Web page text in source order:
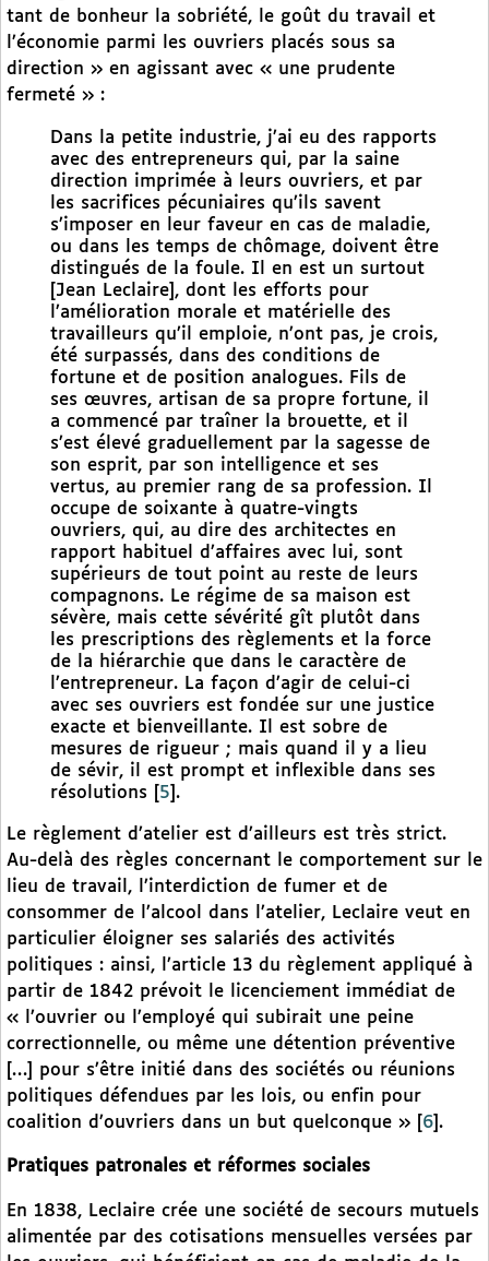
tant de bonheur la sobriété, le goût du travail et
l’économie parmi les ouvriers placés sous sa
direction » en agissant avec « une prudente
fermeté » :
Dans la petite industrie, j’ai eu des rapports
avec des entrepreneurs qui, par la saine
direction imprimée à leurs ouvriers, et par
les sacrifices pécuniaires qu’ils savent
s’imposer en leur faveur en cas de maladie,
ou dans les temps de chômage, doivent être
distingués de la foule. Il en est un surtout
[Jean Leclaire], dont les efforts pour
l’amélioration morale et matérielle des
travailleurs qu’il emploie, n’ont pas, je crois,
été surpassés, dans des conditions de
fortune et de position analogues. Fils de
ses œuvres, artisan de sa propre fortune, il
a commencé par traîner la brouette, et il
s’est élevé graduellement par la sagesse de
son esprit, par son intelligence et ses
vertus, au premier rang de sa profession. Il
occupe de soixante à quatre-vingts
ouvriers, qui, au dire des architectes en
rapport habituel d’affaires avec lui, sont
supérieurs de tout point au reste de leurs
compagnons. Le régime de sa maison est
sévère, mais cette sévérité gît plutôt dans
les prescriptions des règlements et la force
de la hiérarchie que dans le caractère de
l’entrepreneur. La façon d’agir de celui-ci
avec ses ouvriers est fondée sur une justice
exacte et bienveillante. Il est sobre de
mesures de rigueur ; mais quand il y a lieu
de sévir, il est prompt et inflexible dans ses
résolutions
5 .
Le règlement d’atelier est d’ailleurs est très strict.
Au-delà des règles concernant le comportement sur le
lieu de travail, l’interdiction de fumer et de
consommer de l’alcool dans l’atelier, Leclaire veut en
particulier éloigner ses salariés des activités
politiques : ainsi, l’article 13 du règlement appliqué à
partir de 1842 prévoit le licenciement immédiat de
« l’ouvrier ou l’employé qui subirait une peine
correctionnelle, ou même une détention préventive
[…] pour s’être initié dans des sociétés ou réunions
politiques défendues par les lois, ou enfin pour
coalition d’ouvriers dans un but quelconque »
6 .
Pratiques patronales et réformes sociales
En 1838, Leclaire crée une société de secours mutuels
alimentée par des cotisations mensuelles versées par